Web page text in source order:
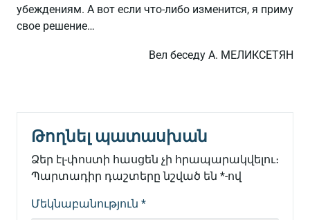
убеждениям. А вот если что-либо изменится, я приму
свое решение…
Вел беседу А. МЕЛИКСЕТЯН
Թողնել պատասխան
Ձեր էլ-փոստի հասցեն չի հրապարակվելու։
Պարտադիր դաշտերը նշված են *-ով
Մեկնաբանություն *